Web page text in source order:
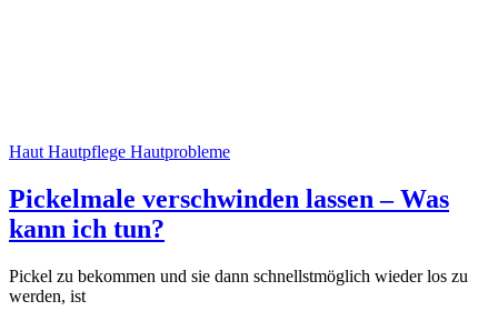
HautHautpflege Hautprobleme
Pickelmale verschwinden lassen – Was
kann ich tun?
Pickel zu bekommen und sie dann schnellstmöglich wieder los zu
werden, ist